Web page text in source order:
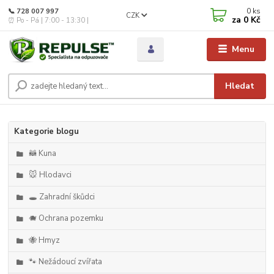
Menu
CZK
Hledat
📞 728 007 997
⏰ Po - Pá | 7:00 - 13:30 |
0 ks
za 0 Kč
Kategorie blogu
🦝 Kuna
🐭 Hlodavci
🕳️ Zahradní škůdci
🐗 Ochrana pozemku
🐝 Hmyz
🐾 Nežádoucí zvířata